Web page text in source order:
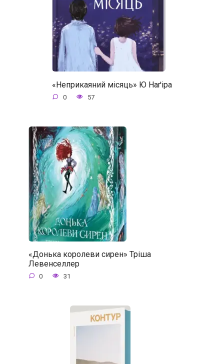
«Неприкаяний місяць» Ю Наґіра
0 57
«Донька королеви сирен» Тріша
Левенселлер
0 31